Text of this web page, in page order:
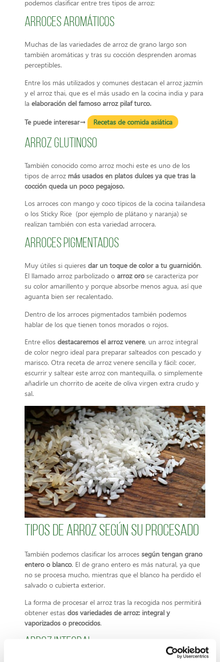
podemos clasificar entre tres tipos de arroz:
Arroces aromáticos
Muchas de las variedades de arroz de grano largo son
también aromáticas y tras su cocción desprenden aromas
perceptibles.
Entre los más utilizados y comunes destacan el arroz jazmín
y el arroz thai, que es el más usado en la cocina india y para
la elaboración del famoso arroz pilaf turco.
Te puede interesar→ Recetas de comida asiática
Arroz glutinoso
También conocido como arroz mochi este es uno de los
tipos de arroz más usados en platos dulces ya que tras la
cocción queda un poco pegajoso.
Los arroces con mango y coco típicos de la cocina tailandesa
o los Sticky Rice (por ejemplo de plátano y naranja) se
realizan también con esta variedad arrocera.
Arroces pigmentados
Muy útiles si quieres dar un toque de color a tu guarnición.
El llamado arroz parbolizado o arroz oro se caracteriza por
su color amarillento y porque absorbe menos agua, así que
aguanta bien ser recalentado.
Dentro de los arroces pigmentados también podemos
hablar de los que tienen tonos morados o rojos.
Entre ellos destacaremos el arroz venere, un arroz integral
de color negro ideal para preparar salteados con pescado y
marisco. Otra receta de arroz venere sencilla y fácil: cocer,
escurrir y saltear este arroz con mantequilla, o simplemente
añadirle un chorrito de aceite de oliva virgen extra crudo y
sal.
Tipos de arroz según su procesado
También podemos clasificar los arroces según tengan grano
entero o blanco. El de grano entero es más natural, ya que
no se procesa mucho, mientras que el blanco ha perdido el
salvado o cubierta exterior.
La forma de procesar el arroz tras la recogida nos permitirá
obtener estas dos variedades de arroz: integral y
vaporizados o precocidos.
Arroz integral